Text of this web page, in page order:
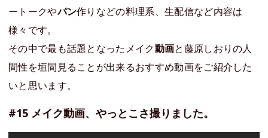
ートークやパン作りなどの料理系、生配信など内容は
様々です。
その中で最も話題となったメイク動画と藤原しおりの人
間性を垣間見ることが出来るおすすめ動画をご紹介した
いと思います。
#15 メイク動画、やっとこさ撮りました。